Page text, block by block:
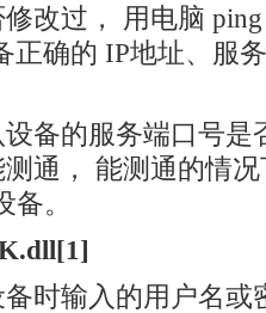
改过， 用电脑
正确的 IP地址、服
的服务端口号是
通， 能测通的情
。
输入的用户名或